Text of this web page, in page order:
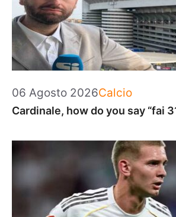
06 Agosto 2026Categorie
Calcio
Cardinale, how do you say “fai